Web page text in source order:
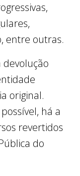
entre outras.
original.
há a
revertidos
do